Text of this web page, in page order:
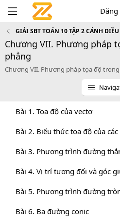
Đăng
GIẢI SBT TOÁN 10 TẬP 2 CÁNH DIỀU
Chương VII. Phương pháp
phẳng
Chương VII. Phương pháp tọa độ
Bài 1. Tọa độ của vectơ
Bài 2. Biểu thức tọa độ của
Bài 3. Phương trình đường
Bài 5. Phương trình đường
Bài 6. Ba đường conic